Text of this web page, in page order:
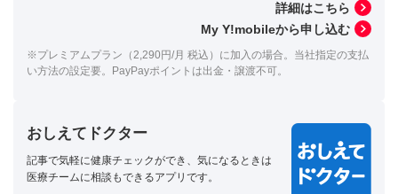
詳細はこちら
My Y!mobileから申し込む
※プレミアムプラン（2,290円/月 税込）に加入の場合。当社指定の支払
い方法の設定要。PayPayポイントは出金・譲渡不可。
おしえてドクター
記事で気軽に健康チェックができ、気になるときは
医療チームに相談もできるアプリです。